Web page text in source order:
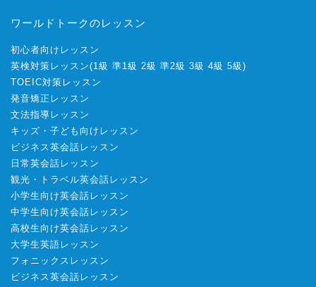
ワールドトークのレッスン
初心者向けレッスン
英検対策レッスン(1級 準1級 2級 準2級 3級 4級 5級 )
TOEIC対策レッスン
発音矯正レッスン
文法指導レッスン
キッズ・子ども向けレッスン
ビジネス英会話レッスン
日常英会話レッスン
観光・トラベル英会話レッスン
小学生向け英会話レッスン
中学生向け英会話レッスン
高校生向け英会話レッスン
大学生英語レッスン
フォニックスレッスン
ビジネス英会話レッスン